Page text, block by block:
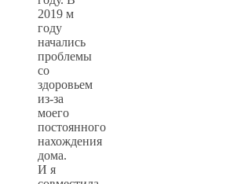
2019 м
году
начались
проблемы
со
здоровьем
из-за
моего
постоянного
нахождения
дома.
И я